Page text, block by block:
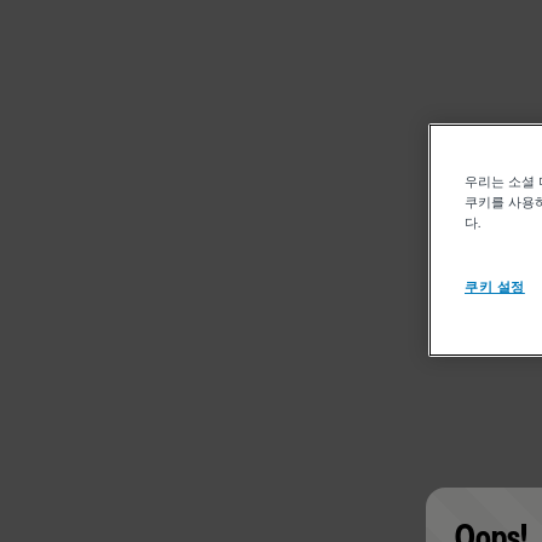
우리는 소셜
쿠키를 사용
다.
쿠키 설정